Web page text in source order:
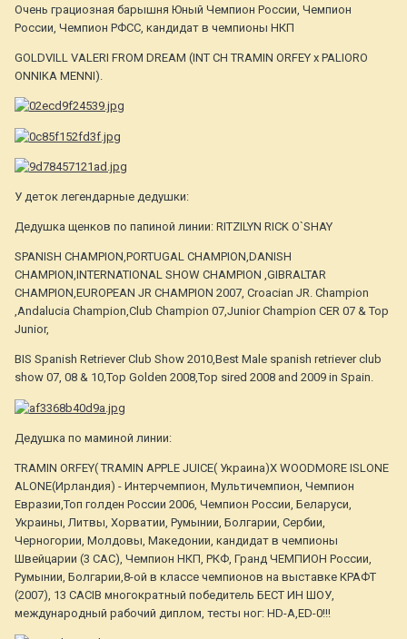
Очень грациозная барышня Юный Чемпион России, Чемпион
России, Чемпион РФСС, кандидат в чемпионы НКП
GOLDVILL VALERI FROM DREAM (INT CH TRAMIN ORFEY x PALIORO
ONNIKA MENNI).
У деток легендарные дедушки:
Дедушка щенков по папиной линии: RITZILYN RICK O`SHAY
SPANISH CHAMPION,PORTUGAL CHAMPION,DANISH
CHAMPION,INTERNATIONAL SHOW CHAMPION ,GIBRALTAR
CHAMPION,EUROPEAN JR CHAMPION 2007, Croacian JR. Champion
,Andalucia Champion,Club Champion 07,Junior Champion CER 07 & Top
Junior,
BIS Spanish Retriever Club Show 2010,Best Male spanish retriever club
show 07, 08 & 10,Top Golden 2008,Top sired 2008 and 2009 in Spain.
Дедушка по маминой линии:
TRAMIN ORFEY( TRAMIN APPLE JUICE( Украина)Х WOODMORE ISLONE
ALONE(Ирландия) - Интерчемпион, Мультичемпион, Чемпион
Евразии,Топ голден России 2006, Чемпион России, Беларуси,
Украины, Литвы, Хорватии, Румынии, Болгарии, Сербии,
Черногории, Молдовы, Македонии, кандидат в чемпионы
Швейцарии (3 САС), Чемпион НКП, РКФ, Гранд ЧЕМПИОН России,
Румынии, Болгарии,8-ой в классе чемпионов на выставке КРАФТ
(2007), 13 CACIB многократный победитель БЕСТ ИН ШОУ,
международный рабочий диплом, тесты ног: HD-A,ED-0!!!